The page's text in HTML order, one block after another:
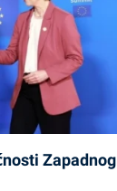
Zapadnog